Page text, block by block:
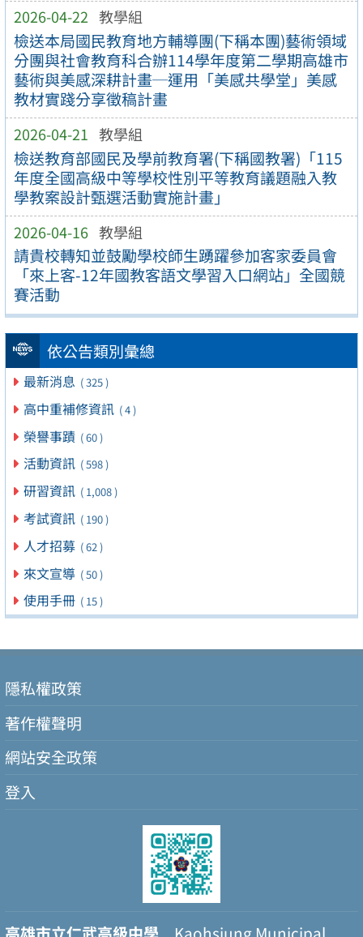
2026-04-22 教學組
檢送本局國民教育地方輔導團(下稱本團)藝術領域
分團與社會教育科合辦114學年度第二學期高雄市
藝術與美感深耕計畫─運用「美感共學堂」美感
教材實踐分享徵稿計畫
2026-04-21 教學組
檢送教育部國民及學前教育署(下稱國教署)「115
年度全國高級中等學校性別平等教育議題融入教
學教案設計甄選活動實施計畫」
2026-04-16 教學組
請貴校轉知並鼓勵學校師生踴躍參加客家委員會
「來上客-12年國教客語文學習入口網站」全國競
賽活動
依公告類別彙總
最新消息 ( 325 )
高中重補修資訊 ( 4 )
榮譽事蹟 ( 60 )
活動資訊 ( 598 )
研習資訊 ( 1,008 )
考試資訊 ( 190 )
人才招募 ( 62 )
來文宣導 ( 50 )
使用手冊 ( 15 )
隱私權政策
著作權聲明
網站安全政策
登入